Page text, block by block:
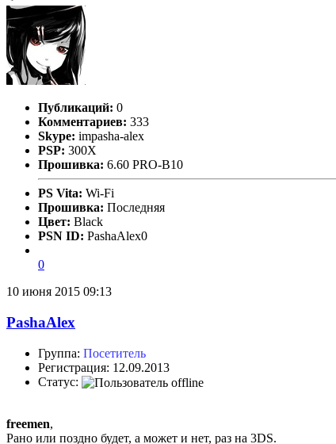
Публикаций: 0
Комментариев: 333
Skype: impasha-alex
PSP: 300X
Прошивка: 6.60 PRO-B10
PS Vita: Wi-Fi
Прошивка: Последняя
Цвет: Black
PSN ID: PashaAlex0
0
10 июня 2015 09:13
PashaAlex
Группа: Посетитель
Регистрация: 12.09.2013
Статус:
freemen,
Рано или поздно будет, а может и нет, раз на 3DS.